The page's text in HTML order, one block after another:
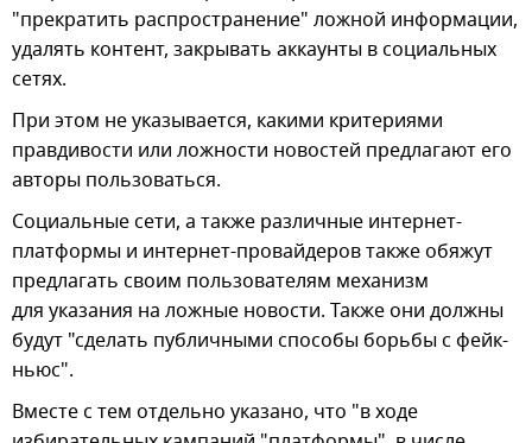
"прекратить распространение" ложной информации,
удалять контент, закрывать аккаунты в социальных
сетях.
При этом не указывается, какими критериями
правдивости или ложности новостей предлагают его
авторы пользоваться.
Социальные сети, а также различные интернет-
платформы и интернет-провайдеров также обяжут
предлагать своим пользователям механизм
для указания на ложные новости. Также они должны
будут "сделать публичными способы борьбы с фейк-
ньюс".
Вместе с тем отдельно указано, что "в ходе